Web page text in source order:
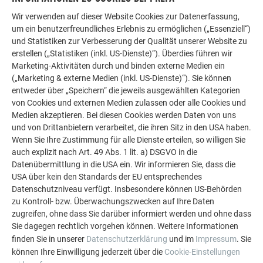
PREFA Aluminiumlösungen für Dach, Solar und
Fassade.
MEHR REFERENZEN ANSEHEN
Wir verwenden auf dieser Website Cookies zur Datenerfassung,
um ein benutzerfreundliches Erlebnis zu ermöglichen („Essenziell“)
und Statistiken zur Verbesserung der Qualität unserer Website zu
erstellen („Statistiken (inkl. US-Dienste)“). Überdies führen wir
Marketing-Aktivitäten durch und binden externe Medien ein
(„Marketing & externe Medien (inkl. US-Dienste)“). Sie können
entweder über „Speichern“ die jeweils ausgewählten Kategorien
von Cookies und externen Medien zulassen oder alle Cookies und
Medien akzeptieren. Bei diesen Cookies werden Daten von uns
und von Drittanbietern verarbeitet, die ihren Sitz in den USA haben.
Wenn Sie Ihre Zustimmung für alle Dienste erteilen, so willigen Sie
auch explizit nach Art. 49 Abs. 1 lit. a) DSGVO in die
Datenübermittlung in die USA ein. Wir informieren Sie, dass die
USA über kein den Standards der EU entsprechendes
Datenschutzniveau verfügt. Insbesondere können US-Behörden
zu Kontroll- bzw. Überwachungszwecken auf Ihre Daten
zugreifen, ohne dass Sie darüber informiert werden und ohne dass
Sie dagegen rechtlich vorgehen können. Weitere Informationen
finden Sie in unserer Datenschutzerklärung und im Impressum. Sie
können Ihre Einwilligung jederzeit über die Cookie-Einstellungen